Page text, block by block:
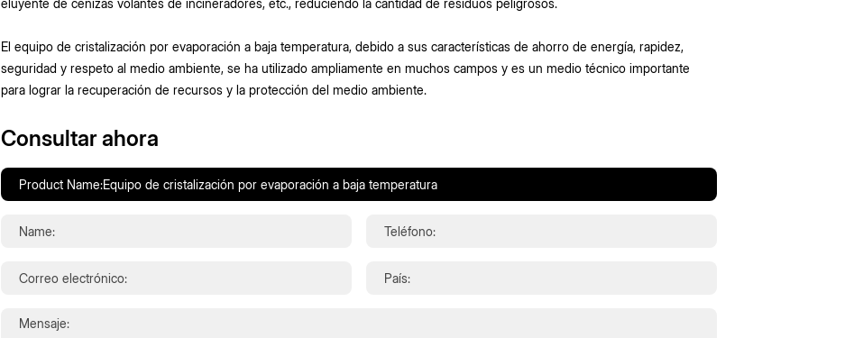
eluyente de cenizas volantes de incineradores, etc., reduciendo la cantidad de residuos peligrosos.
El equipo de cristalización por evaporación a baja temperatura, debido a sus características de ahorro de energía, rapidez,
seguridad y respeto al medio ambiente, se ha utilizado ampliamente en muchos campos y es un medio técnico importante
para lograr la recuperación de recursos y la protección del medio ambiente.
Consultar ahora